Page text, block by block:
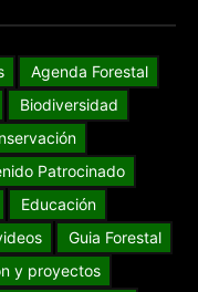
Agenda Forestal
Biodiversidad
Patrocinado
Educación
Guia Forestal
y proyectos